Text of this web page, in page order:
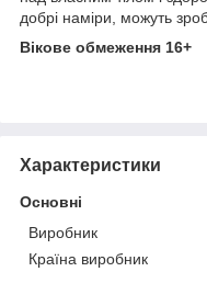
добрі наміри, можуть
Вікове обмеження 16+
Характеристики
Основні
Виробник
Країна виробник